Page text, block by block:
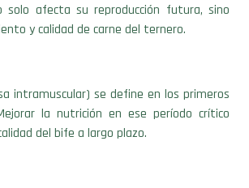
solo afecta su reproducción futura, sino
y calidad de carne del ternero.
intramuscular) se define en los primeros
la nutrición en ese período crítico
del bife a largo plazo.